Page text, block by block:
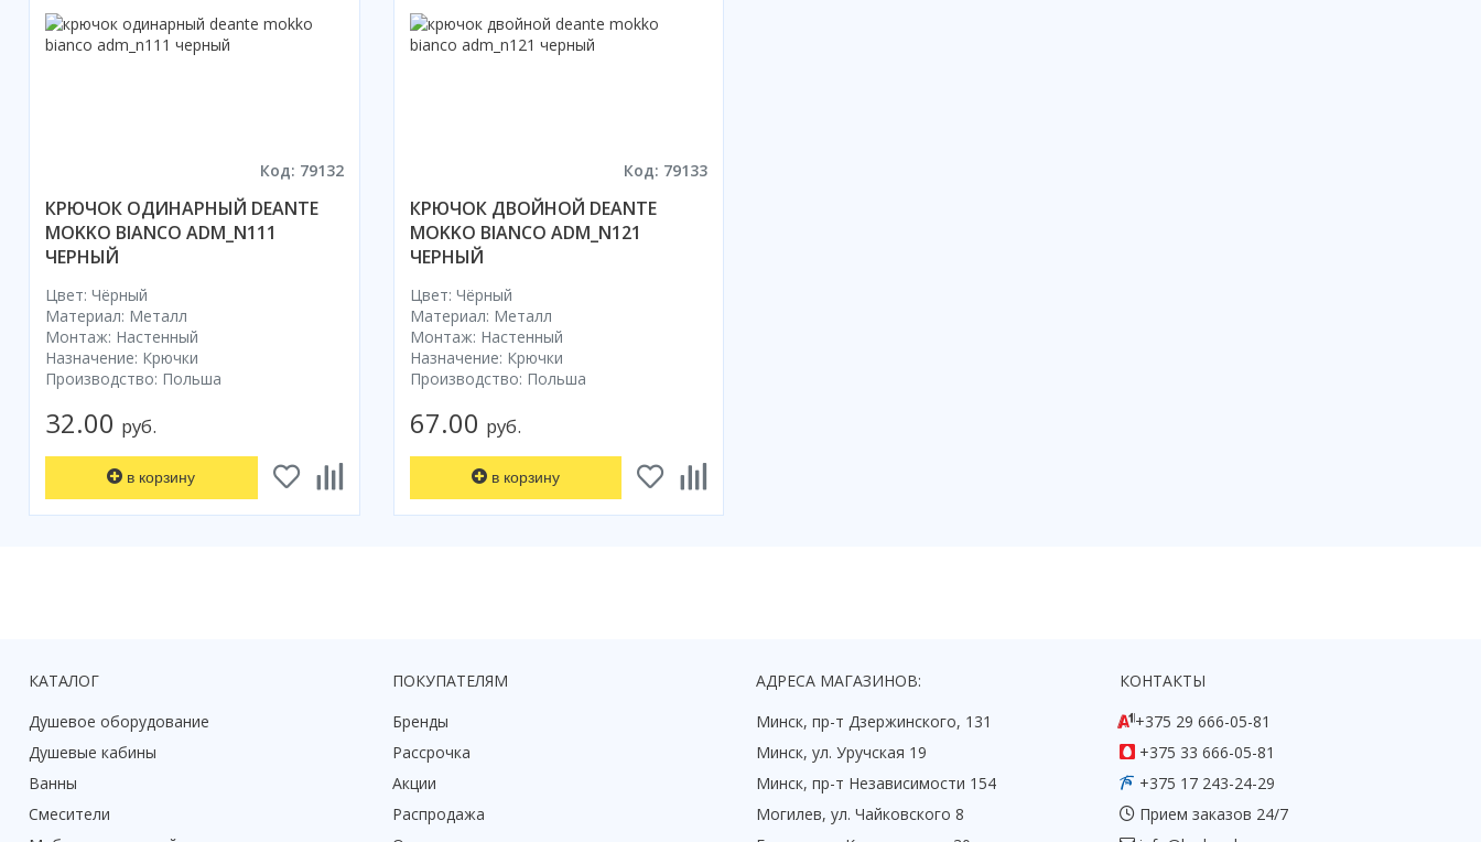
Код: 79132
КРЮЧОК ОДИНАРНЫЙ DEANTE
MOKKO BIANCO ADM_N111
ЧЕРНЫЙ
Цвет: Чёрный
Материал: Металл
Монтаж: Настенный
Назначение: Крючки
Производство: Польша
32.00 руб.
в корзину
Код: 79133
КРЮЧОК ДВОЙНОЙ DEANTE
MOKKO BIANCO ADM_N121
ЧЕРНЫЙ
Цвет: Чёрный
Материал: Металл
Монтаж: Настенный
Назначение: Крючки
Производство: Польша
67.00 руб.
в корзину
КАТАЛОГ
Душевое оборудование
Душевые кабины
Ванны
Смесители
ПОКУПАТЕЛЯМ
Бренды
Рассрочка
Акции
Распродажа
АДРЕСА МАГАЗИНОВ:
Минск, пр-т Дзержинского, 131
Минск, ул. Уручская 19
Минск, пр-т Независимости 154
Могилев, ул. Чайковского 8
КОНТАКТЫ
+375 29 666-05-81
+375 33 666-05-81
+375 17 243-24-29
Прием заказов 24/7